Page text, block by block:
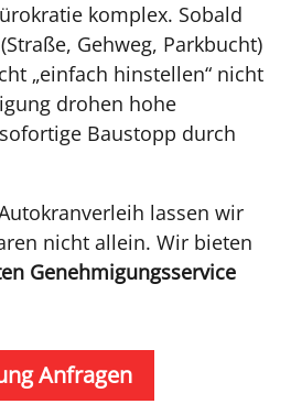
komplex. Sobald
Gehweg, Parkbucht)
„einfach hinstellen“ nicht
drohen hohe
Baustopp durch
lassen wir
nicht allein. Wir bieten
Genehmigungsservice
Anfragen